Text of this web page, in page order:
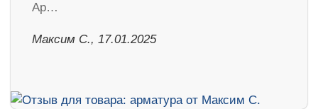
Ар…
Максим С., 17.01.2025